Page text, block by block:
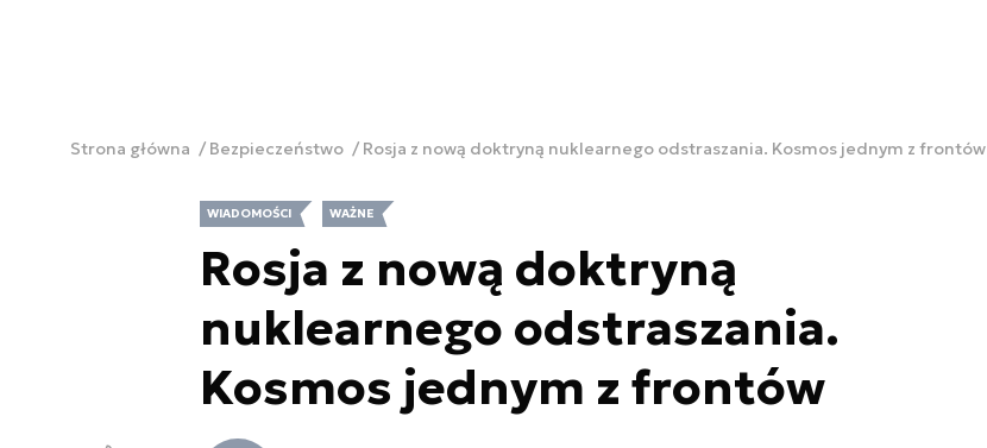
Strona główna Bezpieczeństwo Rosja z nową doktryną nuklearnego odstraszania. Kosmos jednym z frontów
WIADOMOŚCI WAŻNE
Rosja z nową doktryną
nuklearnego odstraszania.
Kosmos jednym z frontów